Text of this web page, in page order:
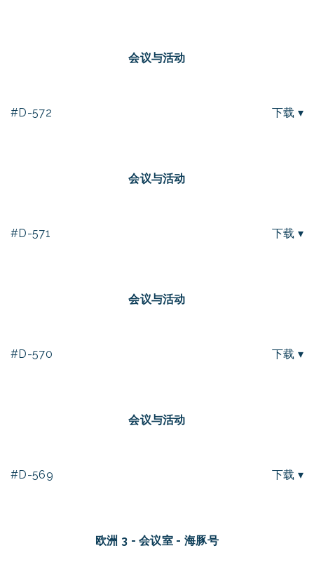
会议与活动
#D-572 下载 ▾
会议与活动
#D-571 下载 ▾
会议与活动
#D-570 下载 ▾
会议与活动
#D-569 下载 ▾
欧洲 3 - 会议室 - 海豚号